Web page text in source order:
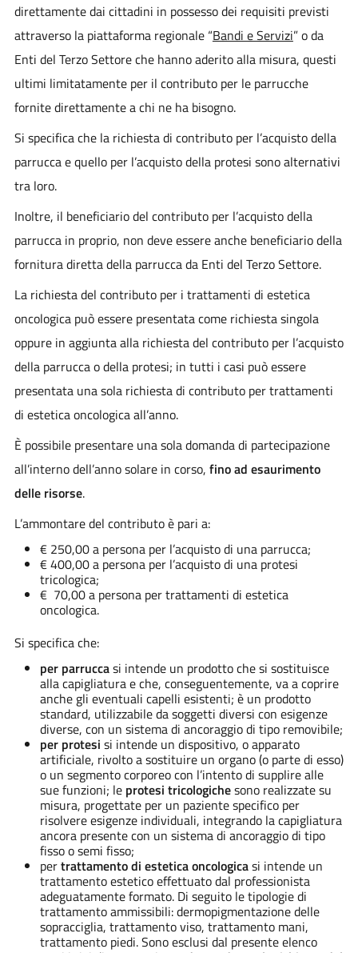
direttamente dai cittadini in possesso dei requisiti previsti
attraverso la piattaforma regionale “Bandi e Servizi” o da
Enti del Terzo Settore che hanno aderito alla misura, questi
ultimi limitatamente per il contributo per le parrucche
fornite direttamente a chi ne ha bisogno.
Si specifica che la richiesta di contributo per l’acquisto della
parrucca e quello per l’acquisto della protesi sono alternativi
tra loro.
Inoltre, il beneficiario del contributo per l’acquisto della
parrucca in proprio, non deve essere anche beneficiario della
fornitura diretta della parrucca da Enti del Terzo Settore.
La richiesta del contributo per i trattamenti di estetica
oncologica può essere presentata come richiesta singola
oppure in aggiunta alla richiesta del contributo per l’acquisto
della parrucca o della protesi; in tutti i casi può essere
presentata una sola richiesta di contributo per trattamenti
di estetica oncologica all’anno.
È possibile presentare una sola domanda di partecipazione
all’interno dell’anno solare in corso, fino ad esaurimento
delle risorse.
L’ammontare del contributo è pari a:
€ 250,00 a persona per l’acquisto di una parrucca;
€ 400,00 a persona per l’acquisto di una protesi
tricologica;
€ 70,00 a persona per trattamenti di estetica
oncologica.
Si specifica che:
per parruccasi intende un prodotto che si sostituisce
alla capigliatura e che, conseguentemente, va a coprire
anche gli eventuali capelli esistenti; è un prodotto
standard, utilizzabile da soggetti diversi con esigenze
diverse, con un sistema di ancoraggio di tipo removibile;
per protesi si intende un dispositivo, o apparato
artificiale, rivolto a sostituire un organo (o parte di esso)
o un segmento corporeo con l’intento di supplire alle
sue funzioni; le protesi tricologichesono realizzate su
misura, progettate per un paziente specifico per
risolvere esigenze individuali, integrando la capigliatura
ancora presente con un sistema di ancoraggio di tipo
fisso o semi fisso;
pertrattamento di estetica oncologicasi intende un
trattamento estetico effettuato dal professionista
adeguatamente formato. Di seguito le tipologie di
trattamento ammissibili: dermopigmentazione delle
sopracciglia, trattamento viso, trattamento mani,
trattamento piedi. Sono esclusi dal presente elenco